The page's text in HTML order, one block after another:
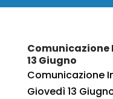
13 Giugno
Comunicazione
Giovedì 13